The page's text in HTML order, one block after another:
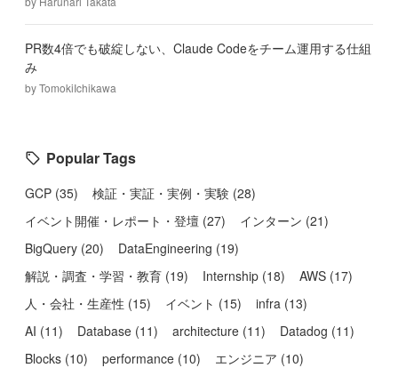
PR数4倍でも破綻しない、Claude Codeをチーム運用する仕組
み
byTomokiIchikawa
Popular Tags
GCP (35) 検証・実証・実例・実験 (28)
イベント開催・レポート・登壇 (27) インターン (21)
BigQuery (20) DataEngineering (19)
解説・調査・学習・教育 (19) Internship (18) AWS (17)
人・会社・生産性 (15) イベント (15) infra (13)
AI (11) Database (11) architecture (11) Datadog (11)
Blocks (10) performance (10) エンジニア (10)